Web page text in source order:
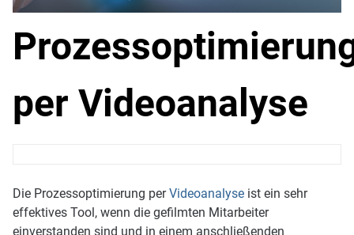
per Videoanalyse
Die Prozessoptimierung perVideoanalyseist ein sehr
effektives Tool, wenn die gefilmten Mitarbeiter
einverstanden sind und in einem anschließenden